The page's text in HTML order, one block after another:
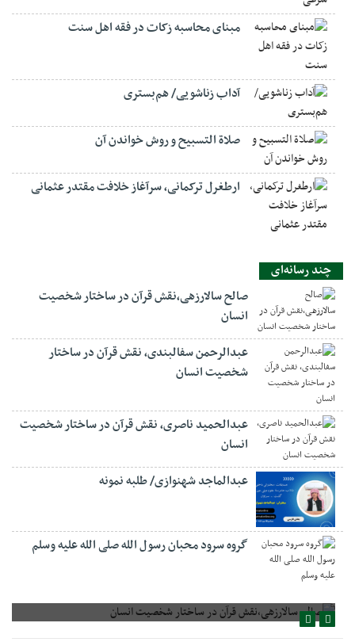
مبنای محاسبه زکات در فقه اهل سنت
آداب زناشویی/ هم‌بستری
صلاة التسبيح و روش خواندن آن
ارطغرل ترکمانی، سرآغاز خلافت مقتدر عثمانی
چند رسانه‌ای
صالح سالارزهی،‌نقش قرآن در ساختار شخصیت
انسان
عبدالرحمن سفالبندی، نقش قرآن در ساختار
شخصیت انسان
عبدالحمید ناصری، نقش قرآن در ساختار شخصیت
انسان
عبدالماجد شهنوازی/ طلبه نمونه
گروه سرود محبان رسول الله صلی الله علیه وسلم
صالح سالارزهی،‌نقش قرآن در ساختار شخصیت انسان